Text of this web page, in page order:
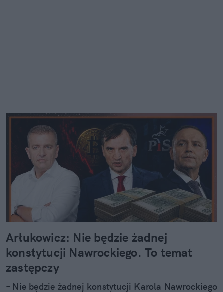
Arłukowicz: Nie będzie żadnej
konstytucji Nawrockiego. To temat
zastępczy
– Nie będzie żadnej konstytucji Karola Nawrockiego